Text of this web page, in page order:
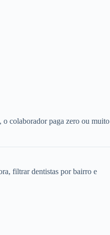
colaborador paga zero ou muito
filtrar dentistas por bairro e